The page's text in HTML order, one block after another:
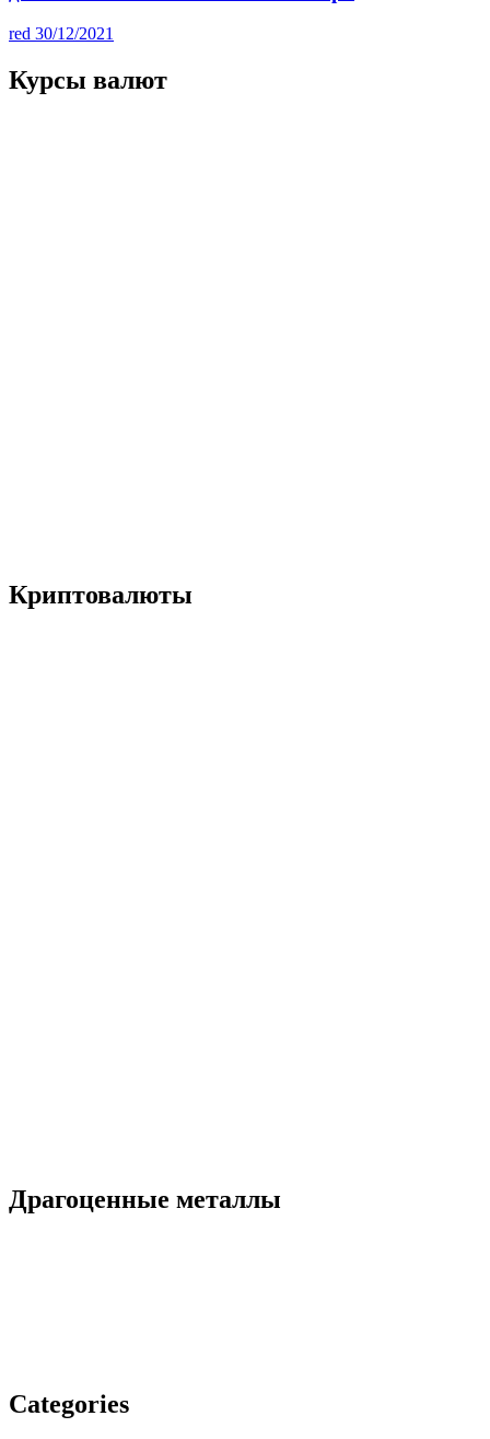
red 30/12/2021
Курсы валют
Криптовалюты
Драгоценные металлы
Categories